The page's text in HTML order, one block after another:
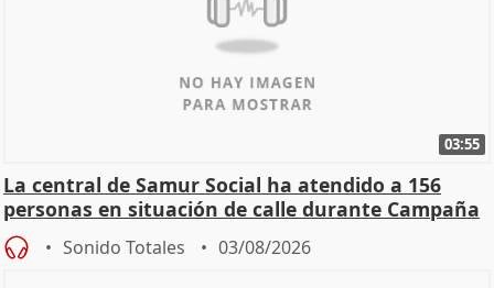
03:55
La central de Samur Social ha atendido a 156
personas en situación de calle durante Campaña
de Calor
Sonido Totales 03/08/2026